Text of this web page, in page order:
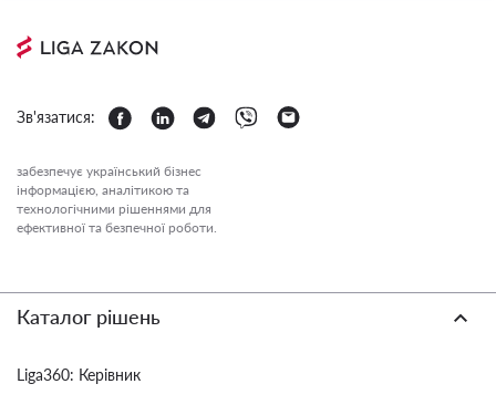
Зв'язатися:
забезпечує український бізнес
інформацією, аналітикою та
технологічними рішеннями для
ефективної та безпечної роботи.
Каталог рішень
Liga360: Керівник